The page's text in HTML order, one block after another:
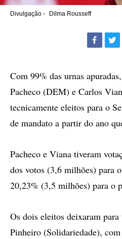
Divulgação - Dilma Rousseff
Com 99% das urnas
Pacheco (DEM) e Carlos
tecnicamente eleitos para o
de mandato a partir do ano
Pacheco e Viana tiveram
dos votos (3,6 milhões) para
20,23% (3,5 milhões) para o
Os dois eleitos deixaram
Pinheiro (Solidariedade),